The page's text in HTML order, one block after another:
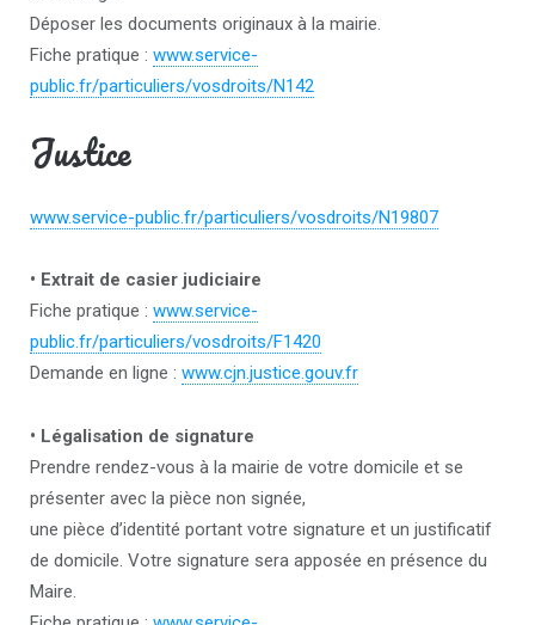
Déposer les documents originaux à la mairie.
Fiche pratique : www.service-
public.fr/particuliers/vosdroits/N142
Justice
www.service-public.fr/particuliers/vosdroits/N19807
• Extrait de casier judiciaire
Fiche pratique : www.service-
public.fr/particuliers/vosdroits/F1420
Demande en ligne : www.cjn.justice.gouv.fr
• Légalisation de signature
Prendre rendez-vous à la mairie de votre domicile et se
présenter avec la pièce non signée,
une pièce d’identité portant votre signature et un justificatif
de domicile. Votre signature sera apposée en présence du
Maire.